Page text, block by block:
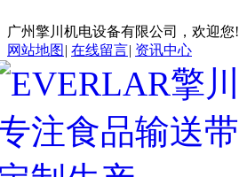
广州擎川机电设备有限公司，欢迎您!
网站地图 | 在线留言| 资讯中心